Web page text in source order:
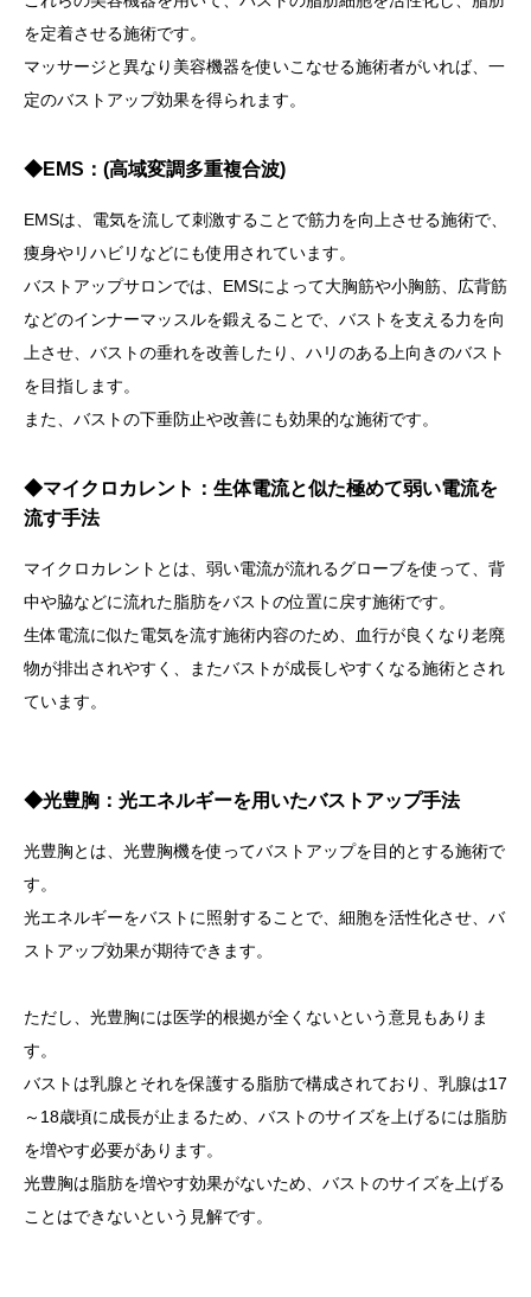
を定着させる施術です。
マッサージと異なり美容機器を使いこなせる施術者がいれば、一
定のバストアップ効果を得られます。
◆EMS ：(高域変調多重複合波)
EMSは、電気を流して刺激することで筋力を向上させる施術で、
痩身やリハビリなどにも使用されています。
バストアップサロンでは、EMSによって大胸筋や小胸筋、広背筋
などのインナーマッスルを鍛えることで、バストを支える力を向
上させ、バストの垂れを改善したり、ハリのある上向きのバスト
を目指します。
また、バストの下垂防止や改善にも効果的な施術です。
◆マイクロカレント：生体電流と似た極めて弱い電流を
流す手法
マイクロカレントとは、弱い電流が流れるグローブを使って、背
中や脇などに流れた脂肪をバストの位置に戻す施術です。
生体電流に似た電気を流す施術内容のため、血行が良くなり老廃
物が排出されやすく、またバストが成長しやすくなる施術とされ
ています。
◆光豊胸：光エネルギーを用いたバストアップ手法
光豊胸とは、光豊胸機を使ってバストアップを目的とする施術で
す。
光エネルギーをバストに照射することで、細胞を活性化させ、バ
ストアップ効果が期待できます。
ただし、光豊胸には医学的根拠が全くないという意見もありま
す。
バストは乳腺とそれを保護する脂肪で構成されており、乳腺は17
～18歳頃に成長が止まるため、バストのサイズを上げるには脂肪
を増やす必要があります。
光豊胸は脂肪を増やす効果がないため、バストのサイズを上げる
ことはできないという見解です。